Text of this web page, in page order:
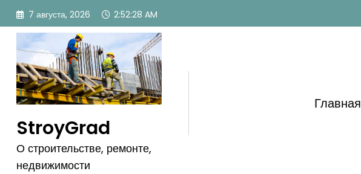
Перейти
содержимому
7 августа, 2026 2:52:31 AM
StroyGrad
О строительстве, ремонте,
недвижимости
Главная